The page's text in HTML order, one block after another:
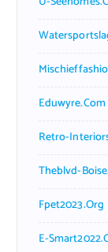
Eduwyre.com
Retro-
Theblvd-
Fpet2023.org
E-